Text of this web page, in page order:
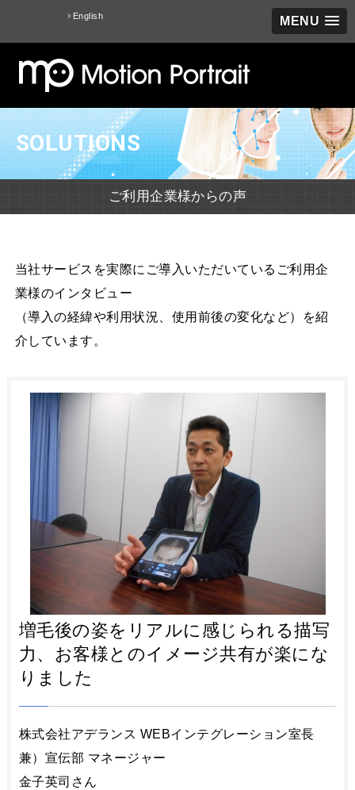
MENU
English
SOLUTIONS
ご利用企業様からの声
当社サービスを実際にご導入いただいているご利用企
業様のインタビュー
（導入の経緯や利用状況、使用前後の変化など）を紹
介しています。
増毛後の姿をリアルに感じられる描写
力、お客様とのイメージ共有が楽にな
りました
株式会社アデランス WEBインテグレーション室長
兼）宣伝部 マネージャー
金子英司さん